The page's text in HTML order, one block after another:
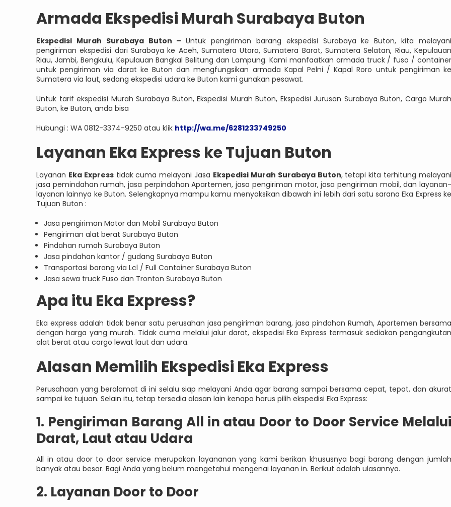
Armada Ekspedisi Murah Surabaya Buton
Ekspedisi Murah Surabaya Buton –Untuk pengiriman barang ekspedisi Surabaya ke Buton, kita melayani
pengiriman ekspedisi dari Surabaya ke Aceh, Sumatera Utara, Sumatera Barat, Sumatera Selatan, Riau, Kepulauan
Riau, Jambi, Bengkulu, Kepulauan Bangkal Belitung dan Lampung. Kami manfaatkan armada truck / fuso / container
untuk pengiriman via darat ke Buton dan mengfungsikan armada Kapal Pelni / Kapal Roro untuk pengiriman ke
Sumatera via laut, sedang ekspedisi udara ke Buton kami gunakan pesawat.
Untuk tarif ekspedisi Murah Surabaya Buton, Ekspedisi Murah Buton, Ekspedisi Jurusan Surabaya Buton, Cargo Murah
Buton, ke Buton, anda bisa
Hubungi : WA 0812-3374-9250 atau klik http://wa.me/6281233749250
Layanan Eka Express ke Tujuan Buton
Layanan Eka Expresstidak cuma melayani Jasa Ekspedisi Murah Surabaya Buton, tetapi kita terhitung melayani
jasa pemindahan rumah, jasa perpindahan Apartemen, jasa pengiriman motor, jasa pengiriman mobil, dan layanan-
layanan lainnya ke Buton. Selengkapnya mampu kamu menyaksikan dibawah ini lebih dari satu sarana Eka Express ke
Tujuan Buton :
Jasa pengiriman Motor dan Mobil Surabaya Buton
Pengiriman alat berat Surabaya Buton
Pindahan rumah Surabaya Buton
Jasa pindahan kantor / gudang Surabaya Buton
Transportasi barang via Lcl / Full Container Surabaya Buton
Jasa sewa truck Fuso dan Tronton Surabaya Buton
Apa itu Eka Express?
Eka express adalah tidak benar satu perusahan jasa pengiriman barang, jasa pindahan Rumah, Apartemen bersama
dengan harga yang murah. Tidak cuma melalui jalur darat, ekspedisi Eka Express termasuk sediakan pengangkutan
alat berat atau cargo lewat laut dan udara.
Alasan Memilih Ekspedisi Eka Express
Perusahaan yang beralamat di ini selalu siap melayani Anda agar barang sampai bersama cepat, tepat, dan akurat
sampai ke tujuan. Selain itu, tetap tersedia alasan lain kenapa harus pilih ekspedisi Eka Express:
1. Pengiriman Barang All in atau Door to Door Service Melalui
Darat, Laut atau Udara
All in atau door to door service merupakan layananan yang kami berikan khususnya bagi barang dengan jumlah
banyak atau besar. Bagi Anda yang belum mengetahui mengenai layanan in. Berikut adalah ulasannya.
2. Layanan Door to Door